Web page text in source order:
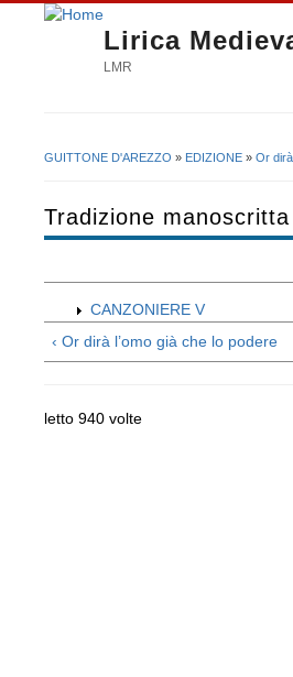
Lirica
LMR
GUITTONE D'AREZZO » EDIZIONE » Or
Tradizione manoscritta
CANZONIERE V
‹ Or dirà l’omo già che lo podere
letto 940 volte